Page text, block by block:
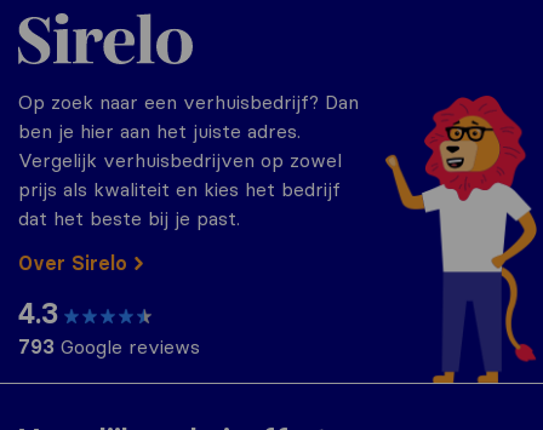
Sirelo.nl
Op zoek naar een verhuisbedrijf? Dan
ben je hier aan het juiste adres.
Vergelijk verhuisbedrijven op zowel
prijs als kwaliteit en kies het bedrijf
dat het beste bij je past.
Over Sirelo
4.3
793 Google reviews